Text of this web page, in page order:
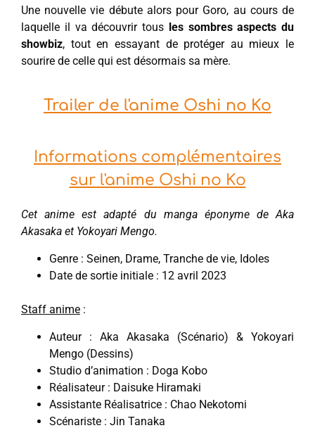
Une nouvelle vie débute alors pour Goro, au cours de
laquelle il va découvrir tous les sombres aspects du
showbiz, tout en essayant de protéger au mieux le
sourire de celle qui est désormais sa mère.
Trailer de l'anime Oshi no Ko
Informations complémentaires
sur l'anime Oshi no Ko
Cet anime est adapté du manga éponyme de Aka
Akasaka et Yokoyari Mengo.
Genre : Seinen, Drame, Tranche de vie, Idoles
Date de sortie initiale : 12 avril 2023
Staff anime :
Auteur : Aka Akasaka (Scénario) & Yokoyari
Mengo (Dessins)
Studio d’animation : Doga Kobo
Réalisateur : Daisuke Hiramaki
Assistante Réalisatrice : Chao Nekotomi
Scénariste : Jin Tanaka